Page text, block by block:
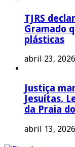
TJRS
Gramado
plásticas
abril 23, 2026
Justiça
Jesuítas.
da Praia
abril 13, 2026